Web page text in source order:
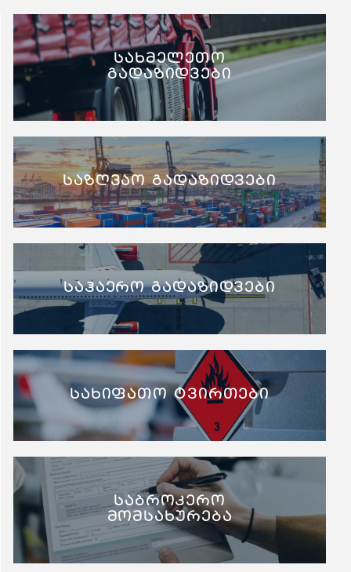
სახმელეთო
გადაზიდვები
საზღვაო გადაზიდვები
საჰაერო გადაზიდვები
სახიფათო ტვირთები
საბროკერო
მომსახურება